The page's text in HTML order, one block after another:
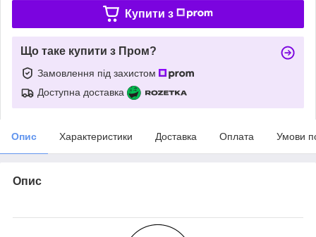
Купити з
Що таке купити з Пром?
Замовлення під захистом
Доступна доставка
Опис Характеристики Доставка Оплата Умови
Опис